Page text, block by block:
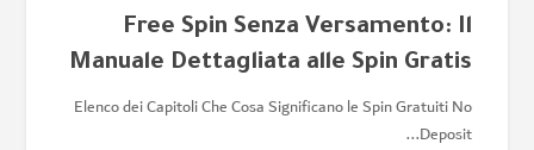
Free Spin Senza Versamento: Il
Manuale Dettagliata alle Spin Gratis
Elenco dei Capitoli Che Cosa Significano le Spin Gratuiti No
Deposit...